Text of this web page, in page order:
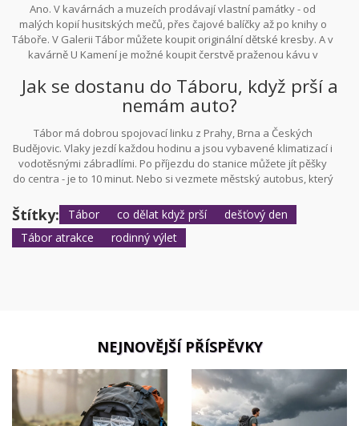
Ano. V kavárnách a muzeích prodávají vlastní památky - od
malých kopií husitských mečů, přes čajové balíčky až po knihy o
Táboře. V Galerii Tábor můžete koupit originální dětské kresby. A v
kavárně U Kamení je možné koupit čerstvě praženou kávu v
Jak se dostanu do Táboru, když prší a
nemám auto?
Tábor má dobrou spojovací linku z Prahy, Brna a Českých
Budějovic. Vlaky jezdí každou hodinu a jsou vybavené klimatizací i
vodotěsnými zábradlími. Po příjezdu do stanice můžete jít pěšky
do centra - je to 10 minut. Nebo si vezmete městský autobus, který
Štítky: Tábor co dělat když prší
dešťový den
Tábor atrakce
rodinný výlet
NEJNOVĚJŠÍ PŘÍSPĚVKY